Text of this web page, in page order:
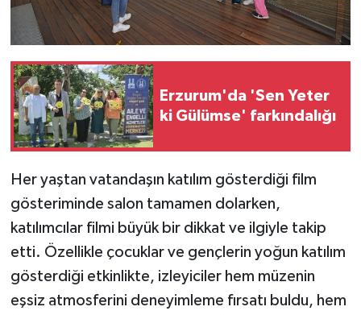
Erzurum'da 'Sen Yeter
ki Gülümse' farkındalığı
Her yaştan vatandaşın katılım gösterdiği film
gösteriminde salon tamamen dolarken,
katılımcılar filmi büyük bir dikkat ve ilgiyle takip
etti. Özellikle çocuklar ve gençlerin yoğun katılım
gösterdiği etkinlikte, izleyiciler hem müzenin
eşsiz atmosferini deneyimleme fırsatı buldu, hem